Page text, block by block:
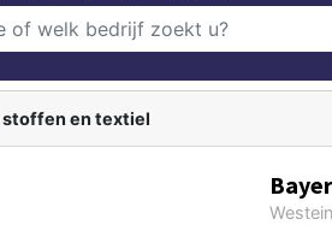
stoffen en textiel